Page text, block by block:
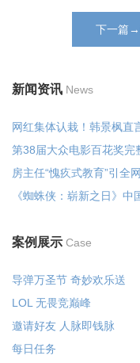
下一篇→
新闻资讯 News
网红集体认栽！韩景枫直
第38届大众电影百花奖完
房主任“愧疚式教育”引全
《蜘蛛侠：崭新之日》中
案例展示 Case
导弹万圣节 奇妙欢乐送
LOL 无畏竞巅峰
邀请好友 人脉即钱脉
每日任务